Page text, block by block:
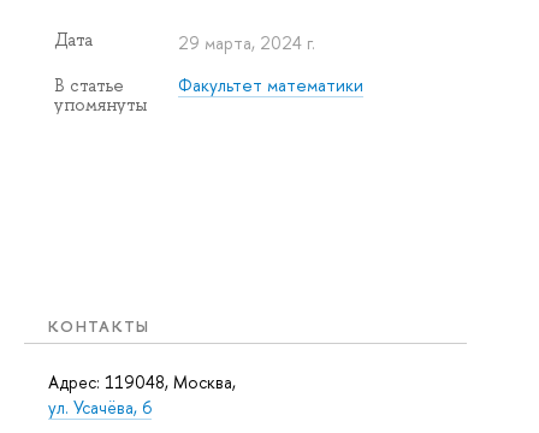
КОНТАКТЫ
Адрес: 119048, Москва,
ул. Усачёва, 6
Дата 29 марта, 2024 г.
В статье
упомянуты
Факультет математики